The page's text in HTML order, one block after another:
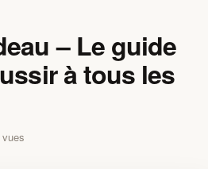
– Le guide
à tous les